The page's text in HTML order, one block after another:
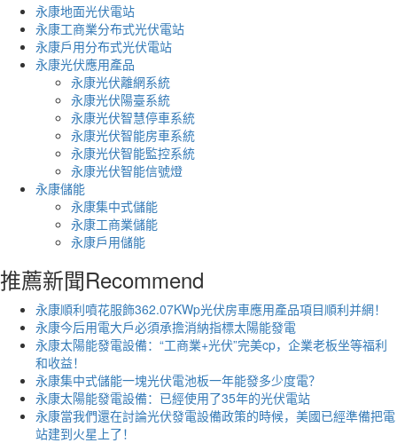
永康地面光伏電站
永康工商業分布式光伏電站
永康戶用分布式光伏電站
永康光伏應用產品
永康光伏離網系統
永康光伏陽臺系統
永康光伏智慧停車系統
永康光伏智能房車系統
永康光伏智能監控系統
永康光伏智能信號燈
永康儲能
永康集中式儲能
永康工商業儲能
永康戶用儲能
推薦新聞Recommend
永康順利噴花服飾362.07KWp光伏房車應用產品項目順利并網！
永康今后用電大戶必須承擔消納指標太陽能發電
永康太陽能發電設備：“工商業+光伏”完美cp，企業老板坐等福利
和收益！
永康集中式儲能一塊光伏電池板一年能發多少度電？
永康太陽能發電設備：已經使用了35年的光伏電站
永康當我們還在討論光伏發電設備政策的時候，美國已經準備把電
站建到火星上了！